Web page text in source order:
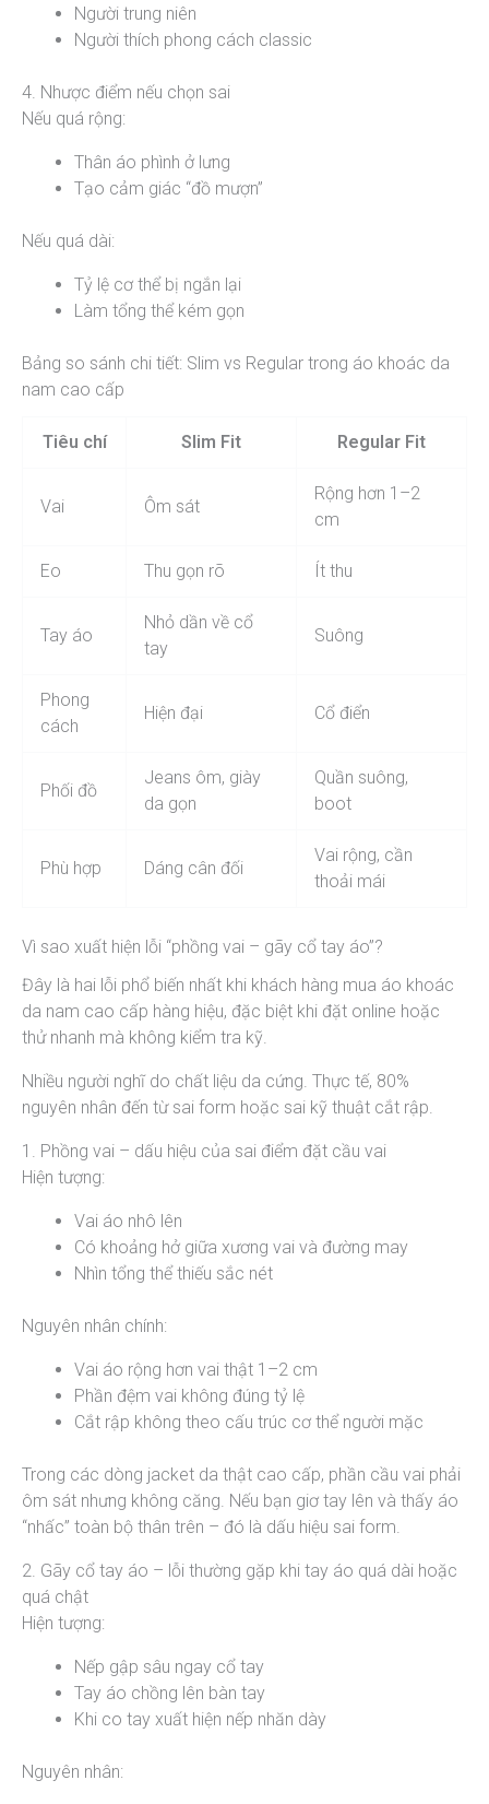
Người trung niên
Người thích phong cách classic
4. Nhược điểm nếu chọn sai
Nếu quá rộng:
Thân áo phình ở lưng
Tạo cảm giác “đồ mượn”
Nếu quá dài:
Tỷ lệ cơ thể bị ngắn lại
Làm tổng thể kém gọn
Bảng so sánh chi tiết: Slim vs Regular trong áo khoác da
nam cao cấp
Tiêu chí Slim Fit Regular Fit
Vai Ôm sát
Rộng hơn 1–2
cm
Eo Thu gọn rõ Ít thu
Tay áo
Nhỏ dần về cổ
tay
Suông
Phong
cách
Hiện đại Cổ điển
Phối đồ
Jeans ôm, giày
da gọn
Quần suông,
boot
Phù hợp Dáng cân đối
Vai rộng, cần
thoải mái
Vì sao xuất hiện lỗi “phồng vai – gãy cổ tay áo”?
Đây là hai lỗi phổ biến nhất khi khách hàng mua áo khoác
da nam cao cấp hàng hiệu, đặc biệt khi đặt online hoặc
thử nhanh mà không kiểm tra kỹ.
Nhiều người nghĩ do chất liệu da cứng. Thực tế, 80%
nguyên nhân đến từ sai form hoặc sai kỹ thuật cắt rập.
1. Phồng vai – dấu hiệu của sai điểm đặt cầu vai
Hiện tượng:
Vai áo nhô lên
Có khoảng hở giữa xương vai và đường may
Nhìn tổng thể thiếu sắc nét
Nguyên nhân chính:
Vai áo rộng hơn vai thật 1–2 cm
Phần đệm vai không đúng tỷ lệ
Cắt rập không theo cấu trúc cơ thể người mặc
Trong các dòng jacket da thật cao cấp, phần cầu vai phải
ôm sát nhưng không căng. Nếu bạn giơ tay lên và thấy áo
“nhấc” toàn bộ thân trên – đó là dấu hiệu sai form.
2. Gãy cổ tay áo – lỗi thường gặp khi tay áo quá dài hoặc
quá chật
Hiện tượng:
Nếp gập sâu ngay cổ tay
Tay áo chồng lên bàn tay
Khi co tay xuất hiện nếp nhăn dày
Nguyên nhân: